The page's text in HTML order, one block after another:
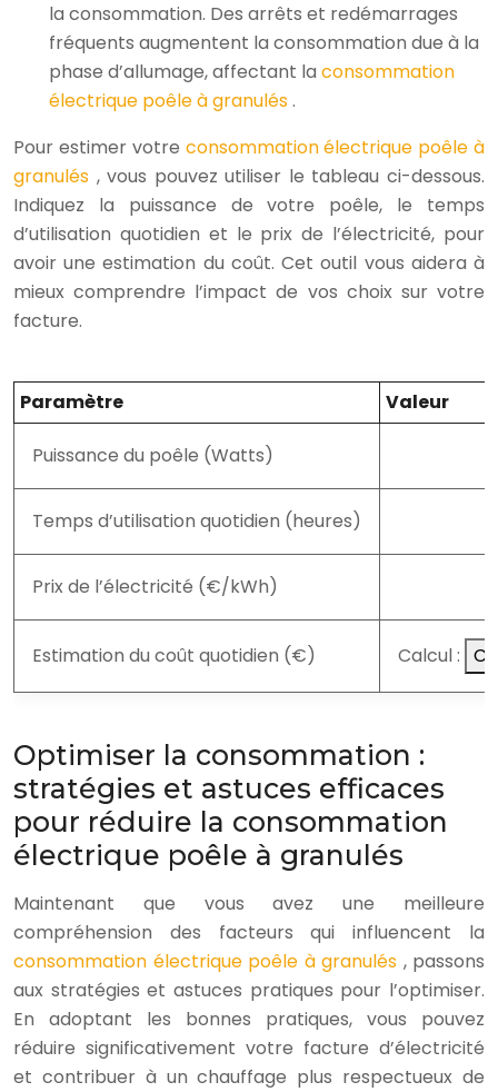
la consommation. Des arrêts et redémarrages
fréquents augmentent la consommation due à la
phase d’allumage, affectant la consommation
électrique poêle à granulés.
Pour estimer votre consommation électrique poêle à
granulés , vous pouvez utiliser le tableau ci-dessous.
Indiquez la puissance de votre poêle, le temps
d’utilisation quotidien et le prix de l’électricité, pour
avoir une estimation du coût. Cet outil vous aidera à
mieux comprendre l’impact de vos choix sur votre
facture.
Paramètre Valeur
Puissance du poêle (Watts)
Temps d’utilisation quotidien (heures)
Prix de l’électricité (€/kWh)
Estimation du coût quotidien (€) Calcul :
Optimiser la consommation :
stratégies et astuces efficaces
pour réduire la consommation
électrique poêle à granulés
Maintenant que vous avez une meilleure
compréhension des facteurs qui influencent la
consommation électrique poêle à granulés , passons
aux stratégies et astuces pratiques pour l’optimiser.
En adoptant les bonnes pratiques, vous pouvez
réduire significativement votre facture d’électricité
et contribuer à un chauffage plus respectueux de